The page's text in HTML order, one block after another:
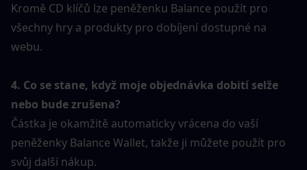
Kromě CD klíčů lze peněženku Balance použít pro
všechny hry a produkty pro dobíjení dostupné na
webu.
4. Co se stane, když moje objednávka dobití selže
nebo bude zrušena?
Částka je okamžitě automaticky vrácena do vaší
peněženky Balance Wallet, takže ji můžete použít pro
svůj další nákup.